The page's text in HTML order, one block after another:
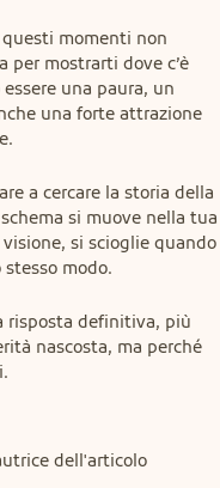
questi momenti non
per mostrarti dove c’è
una paura, un
una forte attrazione
a cercare la storia della
si muove nella tua
si scioglie quando
modo.
risposta definitiva, più
nascosta, ma perché
dell'articolo